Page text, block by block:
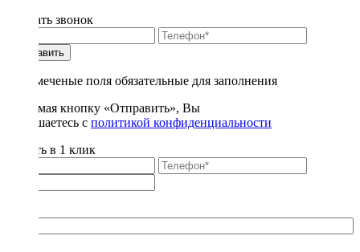
Заказать звонок
Отправить
* - отмеченые поля обязательные для заполнения
Нажимая кнопку «Отправить», Вы
соглашаетесь с политикой конфиденциальности
Купить в 1 клик